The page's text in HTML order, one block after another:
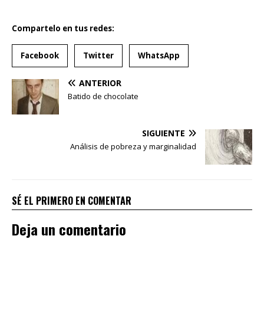
Compartelo en tus redes:
Facebook Twitter WhatsApp
ANTERIOR
Batido de chocolate
SIGUIENTE
Análisis de pobreza y marginalidad
SÉ EL PRIMERO EN COMENTAR
Deja un comentario